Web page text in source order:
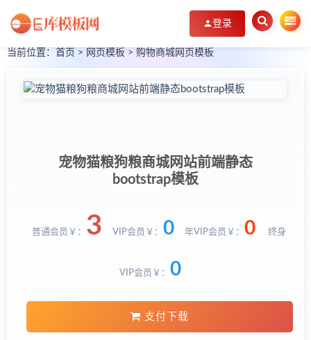
登录
当前位置： 首页 > 网页模板 > 购物商城网页模板
宠物猫粮狗粮商城网站前端静态
bootstrap模板
普通会员￥： 3 VIP会员￥： 0 年VIP会员￥： 0 终身
VIP会员￥： 0
支付下载